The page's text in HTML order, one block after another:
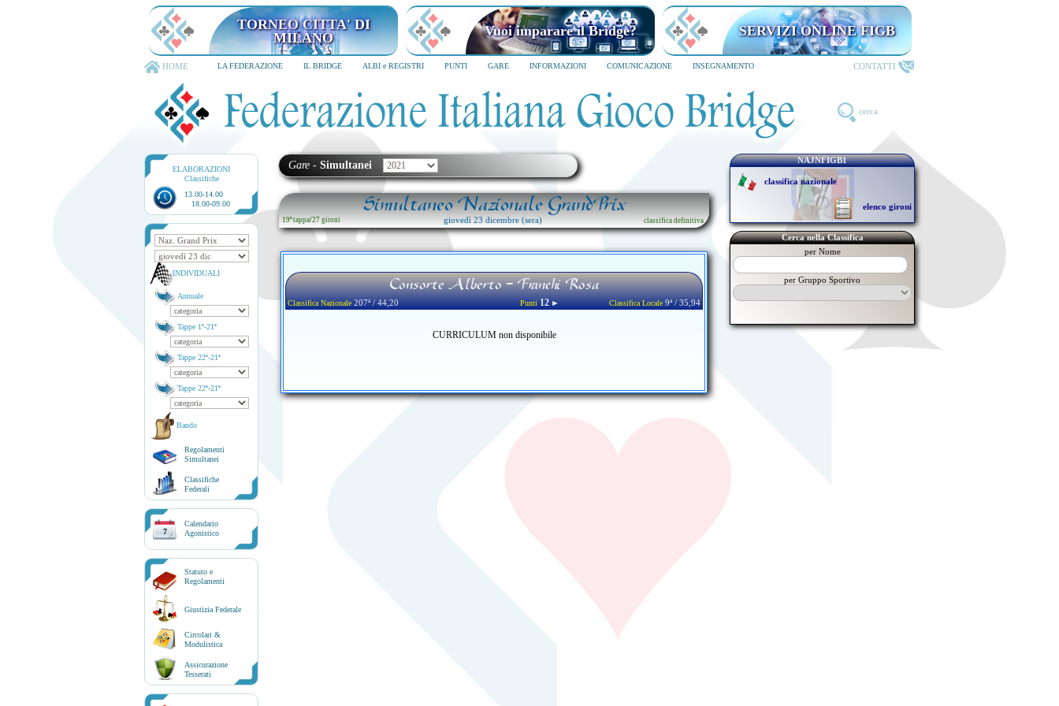
TORNEO CITTA' DI
MILANO
Vuoi imparare il Bridge? SERVIZI ONLINE FIGB
HOME LA FEDERAZIONE IL BRIDGE ALBI e REGISTRI PUNTI GARE INFORMAZIONI COMUNICAZIONE INSEGNAMENTO CONTATTI
cerca
ELABORAZIONI
Classifiche
13.00-14.00
18.00-09.00
INDIVIDUALI
Annuale
Tappe 1ª-21ª
Tappe 22ª-21ª
Tappe 22ª-21ª
Bando
Regolamenti
Simultanei
Classifiche
Federali
7
Calendario
Agonistico
Statuto e
Regolamenti
Giustizia Federale
Circolari &
Modulistica
Assicurazione
Tesserati
Gare - Simultanei
Simultaneo Nazionale GrandPrix
19ª tappa/27 gironi giovedì 23 dicembre (sera) classifica definitiva
Consorte Alberto - Franchi Rosa
Classifica Nazionale207ª / 44,20 Punti 12► Classifica Locale9ª / 35,94
CURRICULUM non disponibile
NAJNFIGB1
classifica nazionale
elenco gironi
Cerca nella Classifica
per Nome
per Gruppo Sportivo